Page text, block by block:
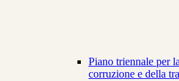
Piano triennale per
corruzione e della